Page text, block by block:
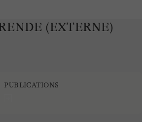
(EXTERNE)
PUBLICATIONS